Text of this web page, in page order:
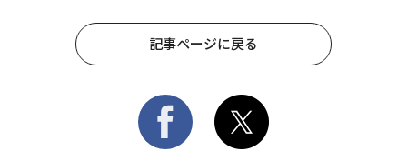
記事ページに戻る